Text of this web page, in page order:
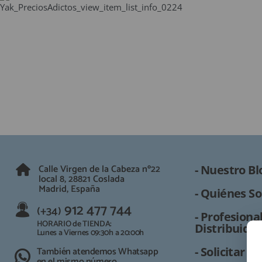
info@preciosadictos.com
Calle Virgen de la Cabeza nº22
local 8, 28821 Coslada
Madrid, España
(+34) 912 477 744
HORARIO de TIENDA:
Lunes a Viernes 09:30h a 20:00h
También atendemos Whatsapp
- Nuestro
- Quiénes
-
Distribuidor
- Solicitar